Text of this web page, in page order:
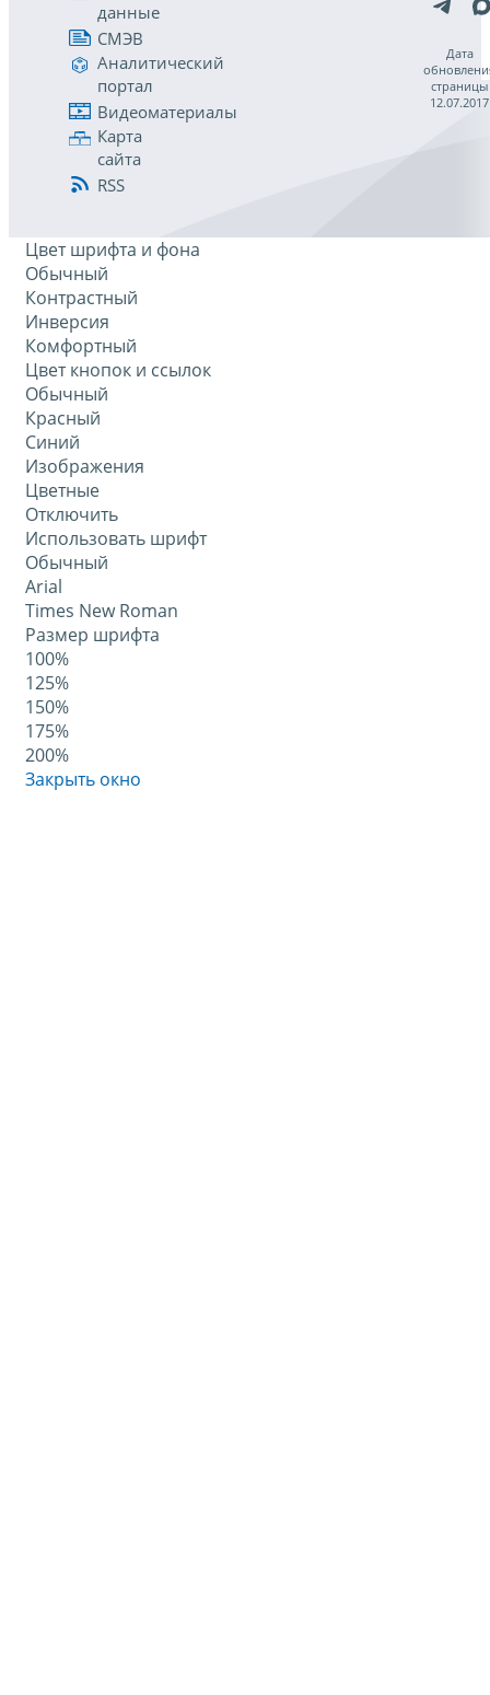
данные
СМЭВ
Аналитический
портал
Видеоматериалы
Карта
сайта
RSS
Дата
страницы
12.07.2017
Цвет шрифта и фона
Обычный
Контрастный
Инверсия
Комфортный
Цвет кнопок и ссылок
Обычный
Красный
Синий
Изображения
Цветные
Отключить
Использовать шрифт
Обычный
Arial
Times New Roman
Размер шрифта
100%
125%
150%
175%
200%
Закрыть окно